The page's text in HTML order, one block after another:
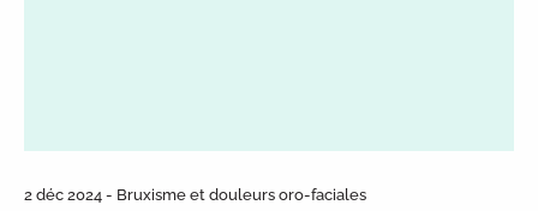
2 déc 2024 - Bruxisme et douleurs oro-faciales